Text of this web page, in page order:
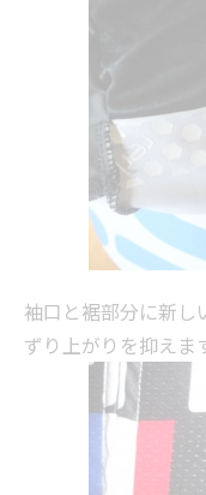
袖口と裾部分に新し
ずり上がりを抑えま